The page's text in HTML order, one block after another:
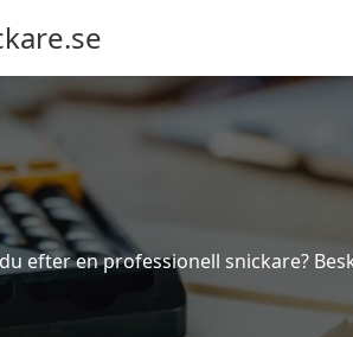
efter en professionell snickare?